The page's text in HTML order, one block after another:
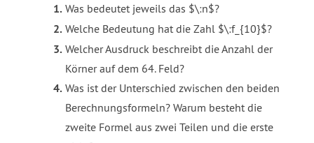
Was bedeutet jeweils das $\:n$?
Welche Bedeutung hat die Zahl $\:f_{10}$?
Welcher Ausdruck beschreibt die Anzahl der
Körner auf dem 64. Feld?
Was ist der Unterschied zwischen den beiden
Berechnungsformeln? Warum besteht die
zweite Formel aus zwei Teilen und die erste